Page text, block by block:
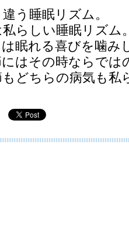
う睡眠リズム。
らしい睡眠リズム
眠れる喜びを噛み
はその時ならでは
どちらの病気も私